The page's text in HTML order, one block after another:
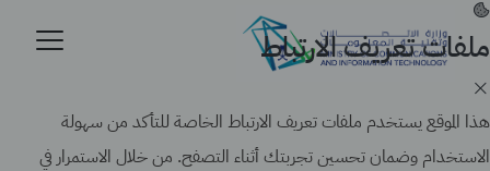
موقع حكومي رسمي تابع لحكومة المملكة العربية السعودية
كيف تتحقق
تجاوز
إلى
المحتوى
الرئيسي
ملفات تعريف الارتباط
هذا الموقع يستخدم ملفات تعريف الارتباط الخاصة للتأكد من سهولة
الاستخدام وضمان تحسين تجربتك أثناء التصفح. من خلال الاستمرار في